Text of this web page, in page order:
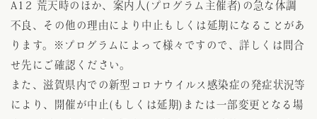
A12 荒天時のほか、案内人(プログラム主催者)の急な体調
不良、その他の理由により中止もしくは延期になることがあ
ります。※プログラムによって様々ですので、詳しくは問合
せ先にご確認ください。
また、滋賀県内での新型コロナウイルス感染症の発症状況等
により、開催が中止(もしくは延期)または一部変更となる場